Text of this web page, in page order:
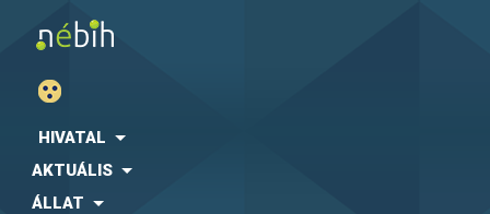
HIVATAL
AKTUÁLIS
ÁLLAT